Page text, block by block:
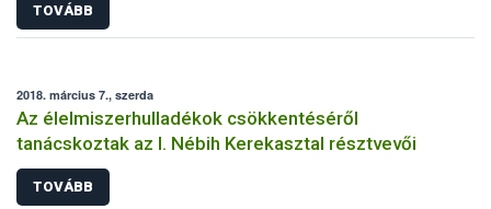
TOVÁBB
2018. március 7., szerda
Az élelmiszerhulladékok csökkentéséről
tanácskoztak az I. Nébih Kerekasztal résztvevői
TOVÁBB